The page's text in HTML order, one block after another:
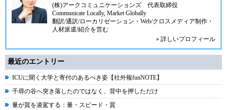
(株)アークコミュニケーションズ 代表取締役
Communicate Locally, Market Globally
翻訳/通訳/ローカリゼーション・Web/クロスメディア制作・
人材派遣/紹介を営む
» 詳しいプロフィール
最近のエントリー
ICUに聞く大学と寄付のあるべき姿【社外報funNOTE】
千尋の谷へ突き落したのではなく、背中を押しただけ
量が質を凌駕する：量・スピード・質